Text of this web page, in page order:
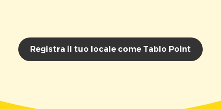
Registra il tuo locale come Tablo Point